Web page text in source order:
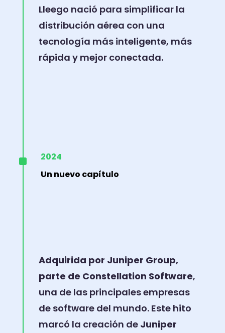
Lleego nació para simplificar la
distribución aérea con una
tecnología más inteligente, más
rápida y mejor conectada.
^
2024
Un nuevo capítulo
Adquirida por Juniper Group,
parte de Constellation Software,
una de las principales empresas
de software del mundo. Este hito
marcó la creación de Juniper